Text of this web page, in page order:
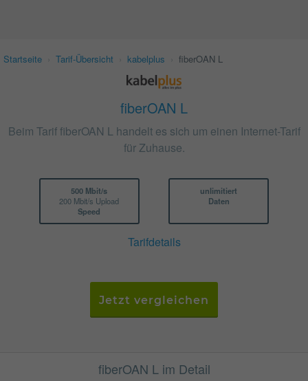
Startseite Tarif-Übersicht kabelplus fiberOAN L
fiberOAN L
Beim Tarif fiberOAN L handelt es sich um einen Internet-Tarif
für Zuhause.
500 Mbit/s
200 Mbit/s Upload
Speed
unlimitiert
Daten
Tarifdetails
Jetzt vergleichen
fiberOAN L im Detail